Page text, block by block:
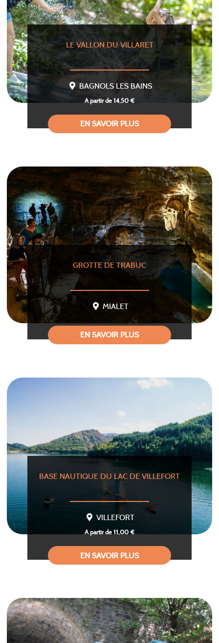
LE VALLON DU VILLARET
BAGNOLS LES BAINS
A partir de 14,50 €
EN SAVOIR PLUS
GROTTE DE TRABUC
MIALET
EN SAVOIR PLUS
BASE NAUTIQUE DU LAC DE VILLEFORT
VILLEFORT
A partir de 11,00 €
EN SAVOIR PLUS